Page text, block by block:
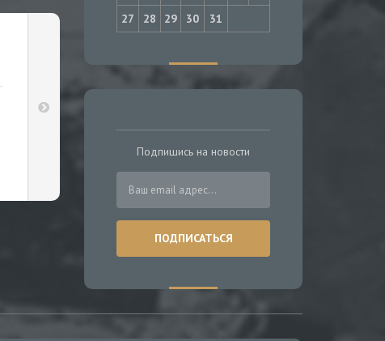
27
28 29 30 31
Подпишись на новости